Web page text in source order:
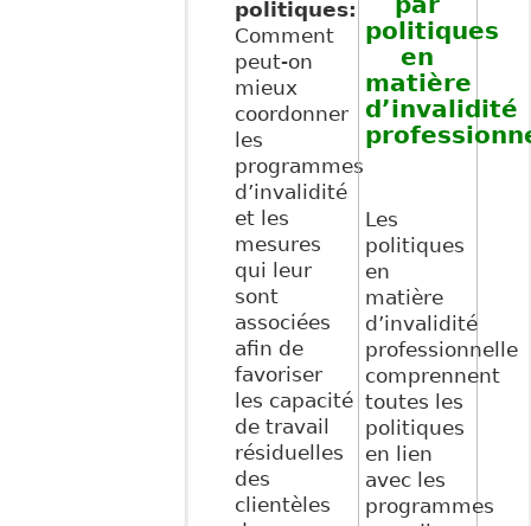
politiques:
Comment
peut-on
mieux
coordonner
les
programmes
d’invalidité
et les
mesures
qui leur
sont
associées
afin de
favoriser
les capacité
de travail
résiduelles
des
clientèles
politiques
en
matière
d’invalidité
Les
politiques
en
matière
d’invalidité
professionnelle
comprennent
toutes les
politiques
en lien
avec les
programmes